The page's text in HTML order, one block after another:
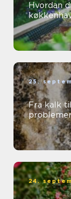
Hvordan
25.
Fra kalk
24.